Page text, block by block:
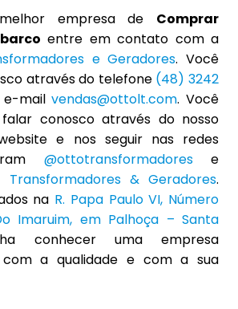
empresa de Comprar
entre em contato com a
e Geradores. Você
através do telefone (48) 3242
e-mailvendas@ottolt.com. Você
conosco através do nosso
e nos seguir nas redes
@ottotransformadorese
Transformadores & Geradores.
na R. Papa Paulo VI, Número
Imaruim, em Palhoça – Santa
conhecer uma empresa
com a qualidade e com a sua